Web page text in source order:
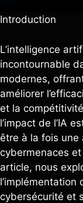
Introduction
L’intelligence
incontournable
modernes,
améliorer
et la
l’impact de l’IA
être à la fois une
cybermenaces
article, nous
l’implémentation
cybersécurité et